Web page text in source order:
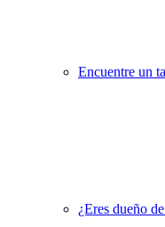
Encuentre un
¿Eres dueño